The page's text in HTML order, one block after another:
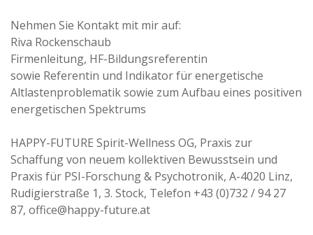
Nehmen Sie Kontakt mit mir auf:
Riva Rockenschaub
Firmenleitung, HF-Bildungsreferentin
sowie Referentin und Indikator für energetische
Altlastenproblematik sowie zum Aufbau eines positiven
energetischen Spektrums
HAPPY-FUTURE Spirit-Wellness OG, Praxis zur
Schaffung von neuem kollektiven Bewusstsein und
Praxis für PSI-Forschung & Psychotronik, A-4020 Linz,
Rudigierstraße 1, 3. Stock, Telefon +43 (0)732 / 94 27
87, office@happy-future.at